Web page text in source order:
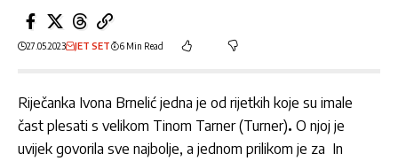
27.05.2023 JET SET 6 Min Read
Riječanka Ivona Brnelić jedna je od rijetkih koje su imale
čast plesati s velikom Tinom Tarner (Turner). O njoj je
uvijek govorila sve najbolje, a jednom prilikom je za In